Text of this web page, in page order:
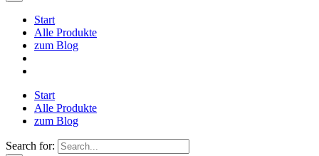
Start
Alle Produkte
zum Blog
Start
Alle Produkte
zum Blog
Search for: